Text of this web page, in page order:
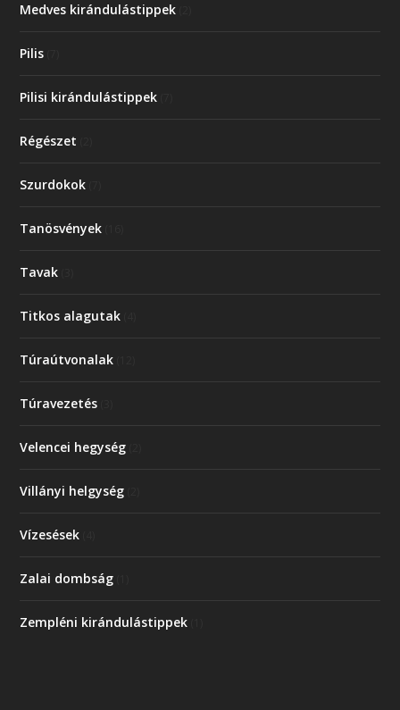
Medves kirándulástippek
Pilis
Pilisi kirándulástippek
Régészet
Szurdokok
Tanösvények
Tavak
Titkos alagutak
Túraútvonalak
Túravezetés
Velencei hegység
Villányi helgység
Vízesések
Zalai dombság
Zempléni kirándulástippek